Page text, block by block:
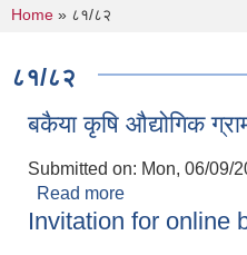
You are here
Home » ८१/८२
८१/८२
बकैया कृषि औद्योगिक
Submitted on: Mon, 06/09/
Read more
Invitation for online